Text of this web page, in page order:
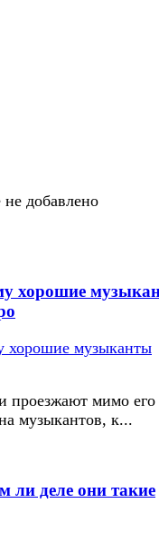
добавлено
хорошие
проезжают мимо его
музыкантов, к...
ли деле они такие